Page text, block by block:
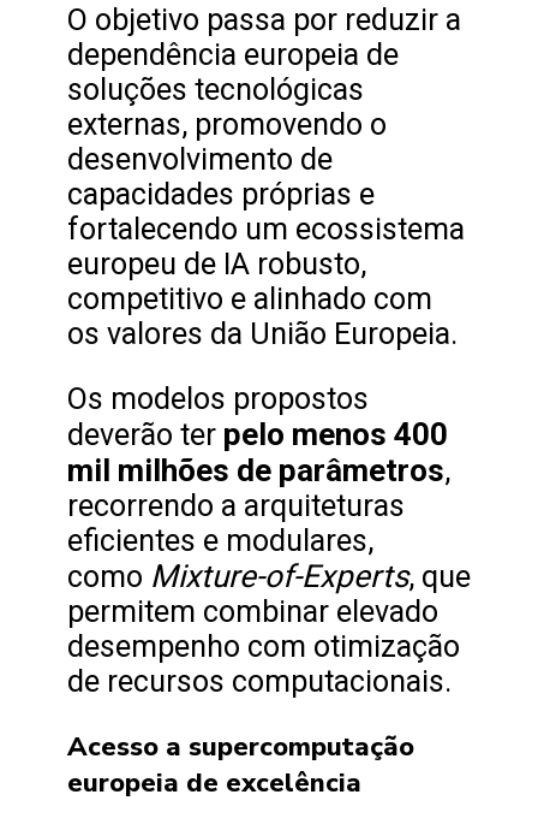
O objetivo passa por reduzir a
dependência europeia de
soluções tecnológicas
externas, promovendo o
desenvolvimento de
capacidades próprias e
fortalecendo um ecossistema
europeu de IA robusto,
competitivo e alinhado com
os valores da União Europeia.
Os modelos propostos
deverão ter pelo menos 400
mil milhões de parâmetros,
recorrendo a arquiteturas
eficientes e modulares,
como Mixture-of-Experts, que
permitem combinar elevado
desempenho com otimização
de recursos computacionais.
Acesso a supercomputação
europeia de excelência